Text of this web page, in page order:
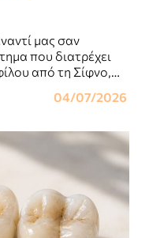
μας σαν
που διατρέχει
από τη Σίφνο,
04/07/2026